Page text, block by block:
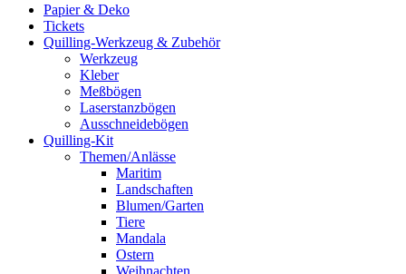
Papier & Deko
Tickets
Quilling-Werkzeug & Zubehör
Werkzeug
Kleber
Meßbögen
Laserstanzbögen
Ausschneidebögen
Quilling-Kit
Themen/Anlässe
Maritim
Landschaften
Blumen/Garten
Tiere
Mandala
Ostern
Weihnachten